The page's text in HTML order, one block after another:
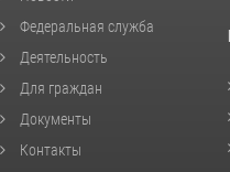
Федеральная служба
Деятельность
Для граждан
Документы
Контакты